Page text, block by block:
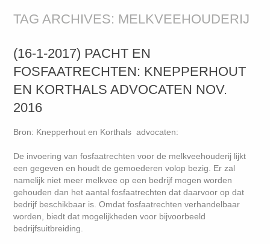
TAG ARCHIVES: MELKVEEHOUDERIJ
(16-1-2017) PACHT EN
FOSFAATRECHTEN: KNEPPERHOUT
EN KORTHALS ADVOCATEN NOV.
2016
Bron: Knepperhout en Korthals advocaten:
De invoering van fosfaatrechten voor de melkveehouderij lijkt
een gegeven en houdt de gemoederen volop bezig. Er zal
namelijk niet meer melkvee op een bedrijf mogen worden
gehouden dan het aantal fosfaatrechten dat daarvoor op dat
bedrijf beschikbaar is. Omdat fosfaatrechten verhandelbaar
worden, biedt dat mogelijkheden voor bijvoorbeeld
bedrijfsuitbreiding.